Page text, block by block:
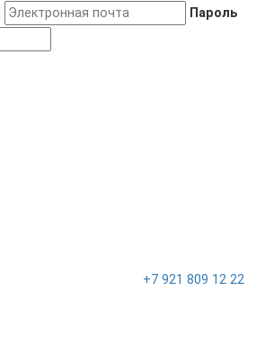
Пароль
+7 921 809 12 22